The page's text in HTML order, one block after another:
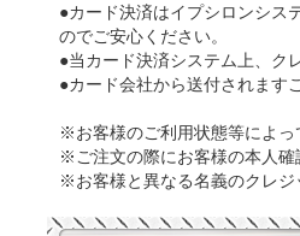
●カード決済はイプシロンシス
のでご安心ください。
●当カード決済システム上、ク
●カード会社から送付されます
※お客様のご利用状態等によっ
※ご注文の際にお客様の本人確
※お客様と異なる名義のクレジ